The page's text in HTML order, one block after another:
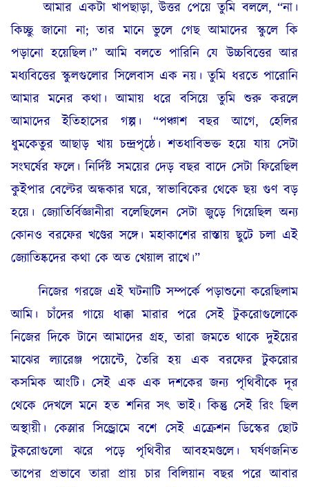
আমার একটা খাপছাড়া, উত্তর পেয়ে তুমি বললে, “না।
কিচ্ছু জানো না; তার মানে ভুলে গেছ আমাদের স্কুলে কি
পড়ানো হয়েছিল।” আমি বলতে পারিনি যে উচ্চবিত্তের আর
মধ্যবিত্তের স্কুলগুলোর সিলেবাস এক নয়। তুমি ধরতে পারোনি
আমার মনের কথা। আমায় ধরে বসিয়ে তুমি শুরু করলে
আমাদের ইতিহাসের গল্প। “পঞ্চাশ বছর আগে, হেলির
ধুমকেতুর আছাড় খায় চন্দ্রপৃষ্ঠে। শতধাবিভক্ত হয়ে যায় সেটা
সংঘর্ষের ফলে। নির্দিষ্ট সময়ের দেড় বছর বাদে সেটা ফিরেছিল
কুইপার বেল্টের অন্ধকার ঘরে, স্বাভাবিকের থেকে ছয় গুণ বড়
হয়ে। জ্যোতির্বিজ্ঞানীরা বলেছিলেন সেটা জুড়ে গিয়েছিল অন্য
কোনও বরফের খণ্ডের সঙ্গে। মহাকাশের রাস্তায় ছুটে চলা এই
জ্যোতিষ্কদের কথা কে অত খেয়াল রাখে।”
নিজের গরজে এই ঘটনাটি সম্পর্কে পড়াশুনো করেছিলাম
আমি। চাঁদের গায়ে ধাক্কা মারার পরে সেই টুকরোগুলোকে
নিজের দিকে টানে আমাদের গ্রহ, তারা জমতে থাকে দুইয়ের
মাঝের ল্যারেঞ্জ পয়েন্টে, তৈরি হয় এক বরফের টুকরোর
কসমিক আংটি। সেই এক এক দশকের জন্য পৃথিবীকে দূর
থেকে দেখলে মনে হত শনির সৎ ভাই। কিন্তু সেই রিং ছিল
অস্থায়ী। কেস্লার সিন্ড্রোমে বশে সেই এক্রেশন ডিস্কের ছোট
টুকরোগুলো ঝরে পড়ে পৃথিবীর আবহমণ্ডলে। ঘর্ষণজনিত
তাপের প্রভাবে তারা প্রায় চার বিলিয়ান বছর পরে আবার